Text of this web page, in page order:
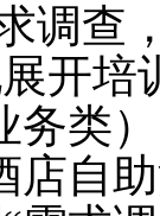
查，
开培
务类
店自